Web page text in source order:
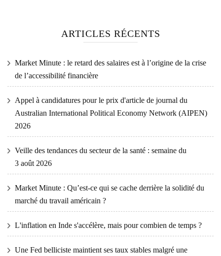
ARTICLES RÉCENTS
Market Minute : le retard des salaires est à l’origine de la crise
de l’accessibilité financière
Appel à candidatures pour le prix d'article de journal du
Australian International Political Economy Network (AIPEN)
2026
Veille des tendances du secteur de la santé : semaine du
3 août 2026
Market Minute : Qu’est-ce qui se cache derrière la solidité du
marché du travail américain ?
L'inflation en Inde s'accélère, mais pour combien de temps ?
Une Fed belliciste maintient ses taux stables malgré une